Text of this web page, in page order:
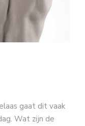
gaat dit vaak
Wat zijn de